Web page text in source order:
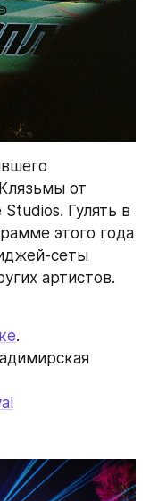
от
Гулять в
этого года
сеты
артистов.
.